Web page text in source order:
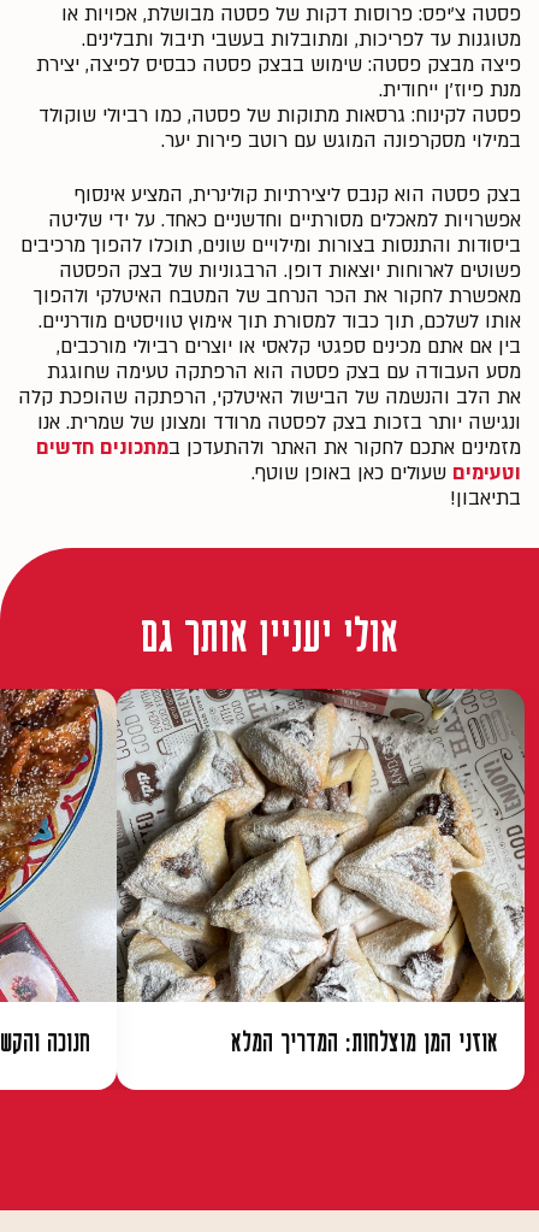
פסטה צ'יפס: פרוסות דקות של פסטה מבושלת, אפויות או
מטוגנות עד לפריכות, ומתובלות בעשבי תיבול ותבלינים.
פיצה מבצק פסטה: שימוש בבצק פסטה כבסיס לפיצה, יצירת
מנת פיוז'ן ייחודית.
פסטה לקינוח: גרסאות מתוקות של פסטה, כמו רביולי שוקולד
במילוי מסקרפונה המוגש עם רוטב פירות יער.
בצק פסטה הוא קנבס ליצירתיות קולינרית, המציע אינסוף
אפשרויות למאכלים מסורתיים וחדשניים כאחד. על ידי שליטה
ביסודות והתנסות בצורות ומילויים שונים, תוכלו להפוך מרכיבים
פשוטים לארוחות יוצאות דופן. הרבגוניות של בצק הפסטה
מאפשרת לחקור את הכר הנרחב של המטבח האיטלקי ולהפוך
אותו לשלכם, תוך כבוד למסורת תוך אימוץ טוויסטים מודרניים.
בין אם אתם מכינים ספגטי קלאסי או יוצרים רביולי מורכבים,
מסע העבודה עם בצק פסטה הוא הרפתקה טעימה שחוגגת
את הלב והנשמה של הבישול האיטלקי, הרפתקה שהופכת קלה
ונגישה יותר בזכות בצק לפסטה מרודד ומצונן של שמרית. אנו
מזמינים אתכם לחקור את האתר ולהתעדכן במתכונים חדשים
וטעימים שעולים כאן באופן שוטף.
בתיאבון!
אולי יעניין אותך גם
אוזני המן מוצלחות: המדריך המלא חנוכה